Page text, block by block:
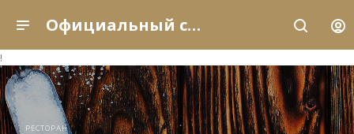
Официальный сайт рыболовно-охотничьей базы отдыха «Золотые Барханы» (Астраханская область, с. Енотаевка)
!
РЕСТОРАН